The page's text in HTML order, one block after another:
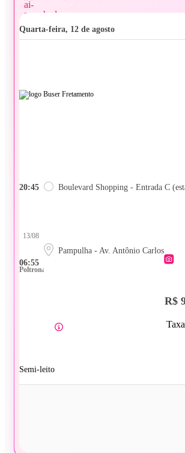
quarta-feira, 12 de agosto
20:45 Boulevard Shopping - Entrada C
06:55
13/08
Pampulha - Av. Antônio Carlos
Poltrona
Semi-leito
R$